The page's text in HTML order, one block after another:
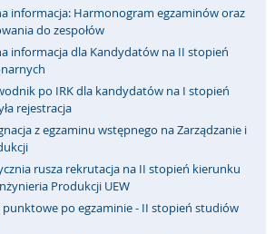
informacja: Harmonogram egzaminów oraz
do zespołów
informacja dla Kandydatów na II stopień
po IRK dla kandydatów na I stopień
rejestracja
z egzaminu wstępnego na Zarządzanie i
rusza rekrutacja na II stopień kierunku
Produkcji UEW
punktowe po egzaminie - II stopień studiów